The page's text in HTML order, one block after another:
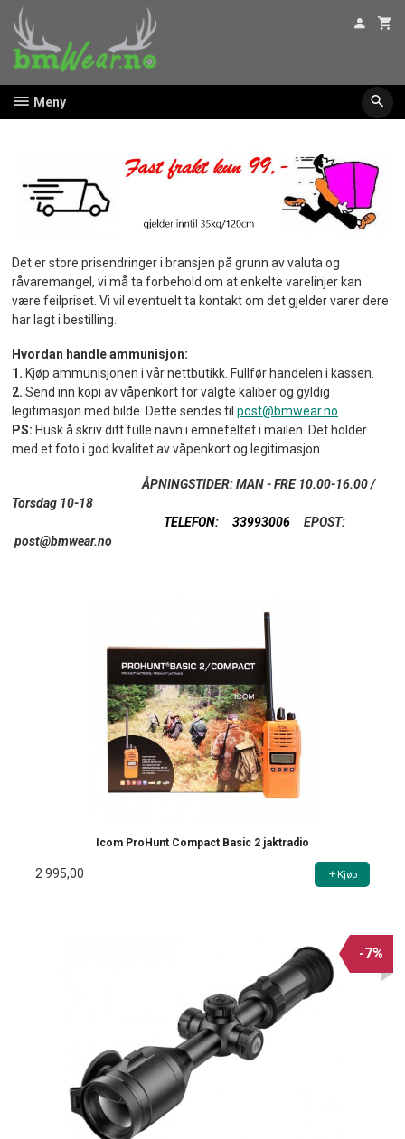
innholdet
Meny
Det er store prisendringer i bransjen på grunn av valuta og
råvaremangel, vi må ta forbehold om at enkelte varelinjer kan
være feilpriset. Vi vil eventuelt ta kontakt om det gjelder varer dere
har lagt i bestilling.
Hvordan handle ammunisjon:
1. Kjøp ammunisjonen i vår nettbutikk. Fullfør handelen i kassen.
2. Send inn kopi av våpenkort for valgte kaliber og gyldig
legitimasjon med bilde. Dette sendes tilpost@bmwear.no
PS: Husk å skriv ditt fulle navn i emnefeltet i mailen. Det holder
med et foto i god kvalitet av våpenkort og legitimasjon.
ÅPNINGSTIDER: MAN - FRE 10.00-16.00/
Torsdag 10-18
TELEFON: 33993006
EPOST:
post@bmwear.no
Icom ProHunt Compact Basic 2 jaktradio
2 995,00 Kjøp
-7%